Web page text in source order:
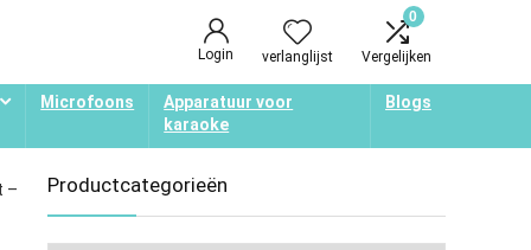
Login verlanglijst
0
Vergelijken
Microfoons
Apparatuur voor
karaoke
Blogs
– Productcategorieën